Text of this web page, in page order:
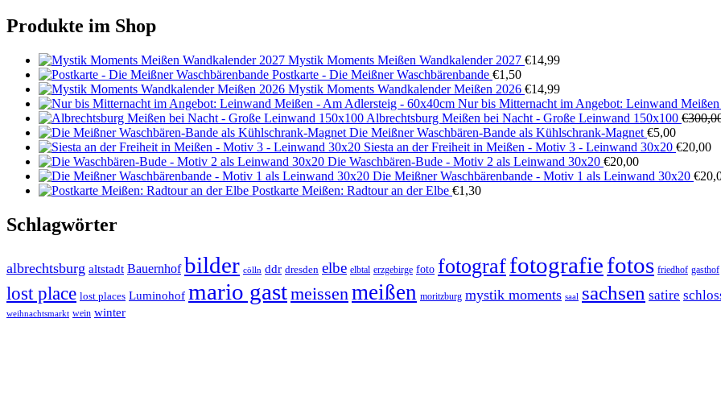
Produkte im Shop
Mystik Moments Meißen Wandkalender 2027 €14,99
Postkarte - Die Meißner Waschbärenbande €1,50
Mystik Moments Wandkalender Meißen 2026 €14,99
Nur bis Mitternacht im Angebot: Leinwand
Albrechtsburg Meißen bei Nacht - Große Leinwand 150x100 €
Die Meißner Waschbären-Bande als Kühlschrank-Magnet €5,00
Siesta an der Freiheit in Meißen - Motiv 3 - Leinwand 30x20 €20,00
Die Waschbären-Bude - Motiv 2 als Leinwand 30x20 €20,00
Die Meißner Waschbärenbande - Motiv 1 als Leinwand 30x20 €
Postkarte Meißen: Radtour an der Elbe €1,30
Schlagwörter
albrechtsburg altstadt Bauernhof bilder cölln ddr dresden elbe elbtal erzgebirge foto fotograffotografiefotos friedhof gasthof
lost place lost places Luminohof mario gastmeissenmeißen moritzburg mystik moments saal sachsen satire
weihnachtsmarkt wein winter